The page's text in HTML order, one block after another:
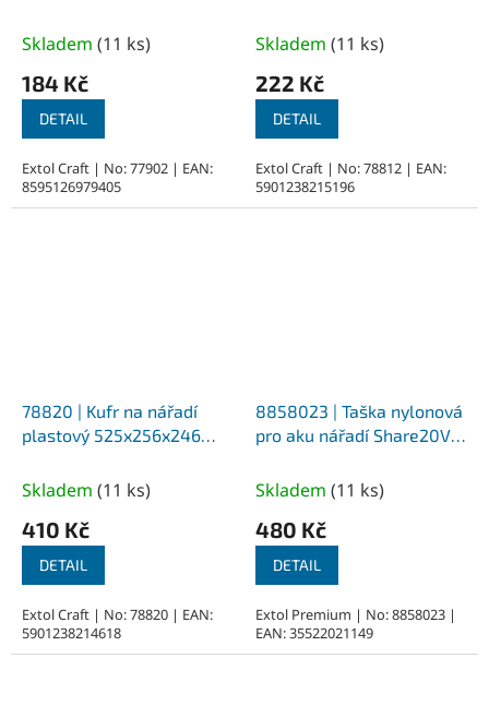
Skladem (11 ks)
184 Kč
DETAIL
Extol Craft | No: 77902 | EAN:
8595126979405
Skladem (11 ks)
222 Kč
DETAIL
Extol Craft | No: 78812 | EAN:
5901238215196
78820 | Kufr na nářadí
plastový 525x256x246
plastové zámky
Skladem (11 ks)
410 Kč
DETAIL
Extol Craft | No: 78820 | EAN:
5901238214618
8858023 | Taška nylonová
pro aku nářadí Share20V,
Skladem (11 ks)
480 Kč
DETAIL
Extol Premium | No: 8858023 |
EAN: 35522021149